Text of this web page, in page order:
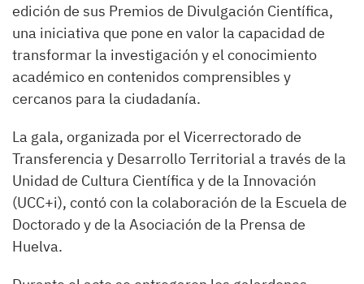
edición de sus Premios de Divulgación Científica,
una iniciativa que pone en valor la capacidad de
transformar la investigación y el conocimiento
académico en contenidos comprensibles y
cercanos para la ciudadanía.
La gala, organizada por el Vicerrectorado de
Transferencia y Desarrollo Territorial a través de la
Unidad de Cultura Científica y de la Innovación
(UCC+i), contó con la colaboración de la Escuela de
Doctorado y de la Asociación de la Prensa de
Huelva.